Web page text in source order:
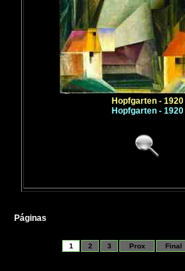
Hopfgarten - 1920
Hopfgarten - 1920
Páginas
1 2 3 Prox Final